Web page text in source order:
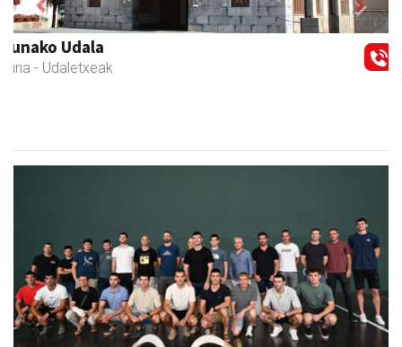
Azkain motoak
Andoain - Motor dendak
Previous Next